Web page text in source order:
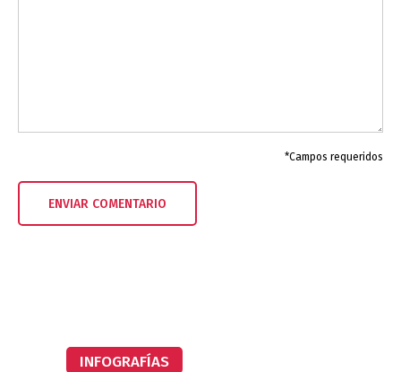
*Campos requeridos
INFOGRAFÍAS